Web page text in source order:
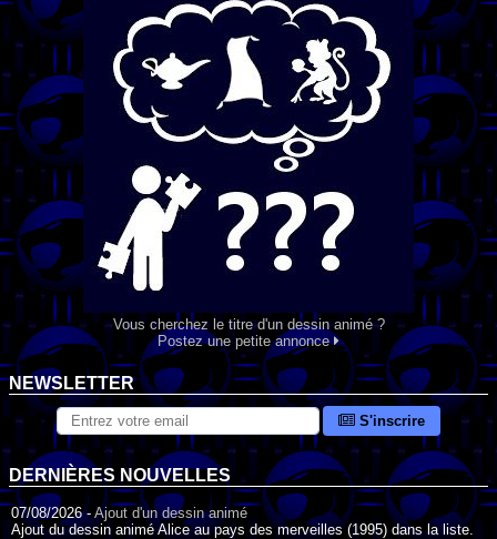
Vous cherchez le titre d'un dessin animé ?
Postez une petite annonce
NEWSLETTER
S'inscrire
DERNIÈRES NOUVELLES
07/08/2026 -Ajout d'un dessin animé
Ajout du dessin animé Alice au pays des merveilles (1995) dans la liste.